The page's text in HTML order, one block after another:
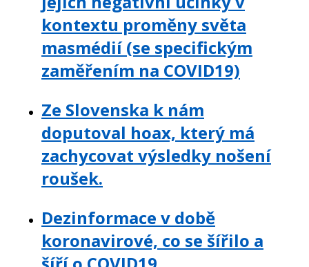
kontextu proměny světa
masmédií (se specifickým
zaměřením na COVID19)
Ze Slovenska k nám
doputoval hoax, který má
zachycovat výsledky nošení
roušek.
Dezinformace v době
koronavirové, co se šířilo a